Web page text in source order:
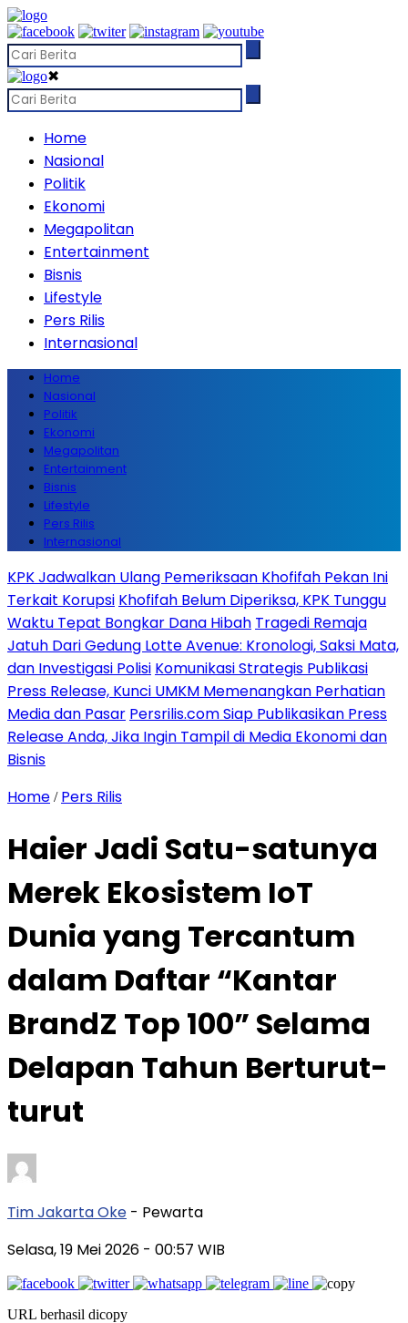
✖
Home
Nasional
Politik
Ekonomi
Megapolitan
Entertainment
Bisnis
Lifestyle
Pers Rilis
Internasional
Home
Nasional
Politik
Ekonomi
Megapolitan
Entertainment
Bisnis
Lifestyle
Pers Rilis
Internasional
KPK Jadwalkan Ulang Pemeriksaan Khofifah Pekan Ini
Terkait Korupsi Khofifah Belum Diperiksa, KPK Tunggu
Waktu Tepat Bongkar Dana Hibah Tragedi Remaja
Jatuh Dari Gedung Lotte Avenue: Kronologi, Saksi Mata,
dan Investigasi Polisi Komunikasi Strategis Publikasi
Press Release, Kunci UMKM Memenangkan Perhatian
Media dan Pasar Persrilis.com Siap Publikasikan Press
Release Anda, Jika Ingin Tampil di Media Ekonomi dan
Bisnis
Home / Pers Rilis
Haier Jadi Satu-satunya
Merek Ekosistem IoT
Dunia yang Tercantum
dalam Daftar “Kantar
BrandZ Top 100” Selama
Delapan Tahun Berturut-
turut
Tim Jakarta Oke - Pewarta
Selasa, 19 Mei 2026 - 00:57 WIB
URL berhasil dicopy